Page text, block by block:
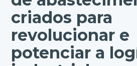
criados para
revolucionar e
potenciar a